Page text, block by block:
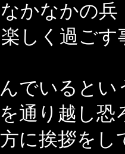
かなかの
しく過ご
でいると
通り越し恐
に挨拶を